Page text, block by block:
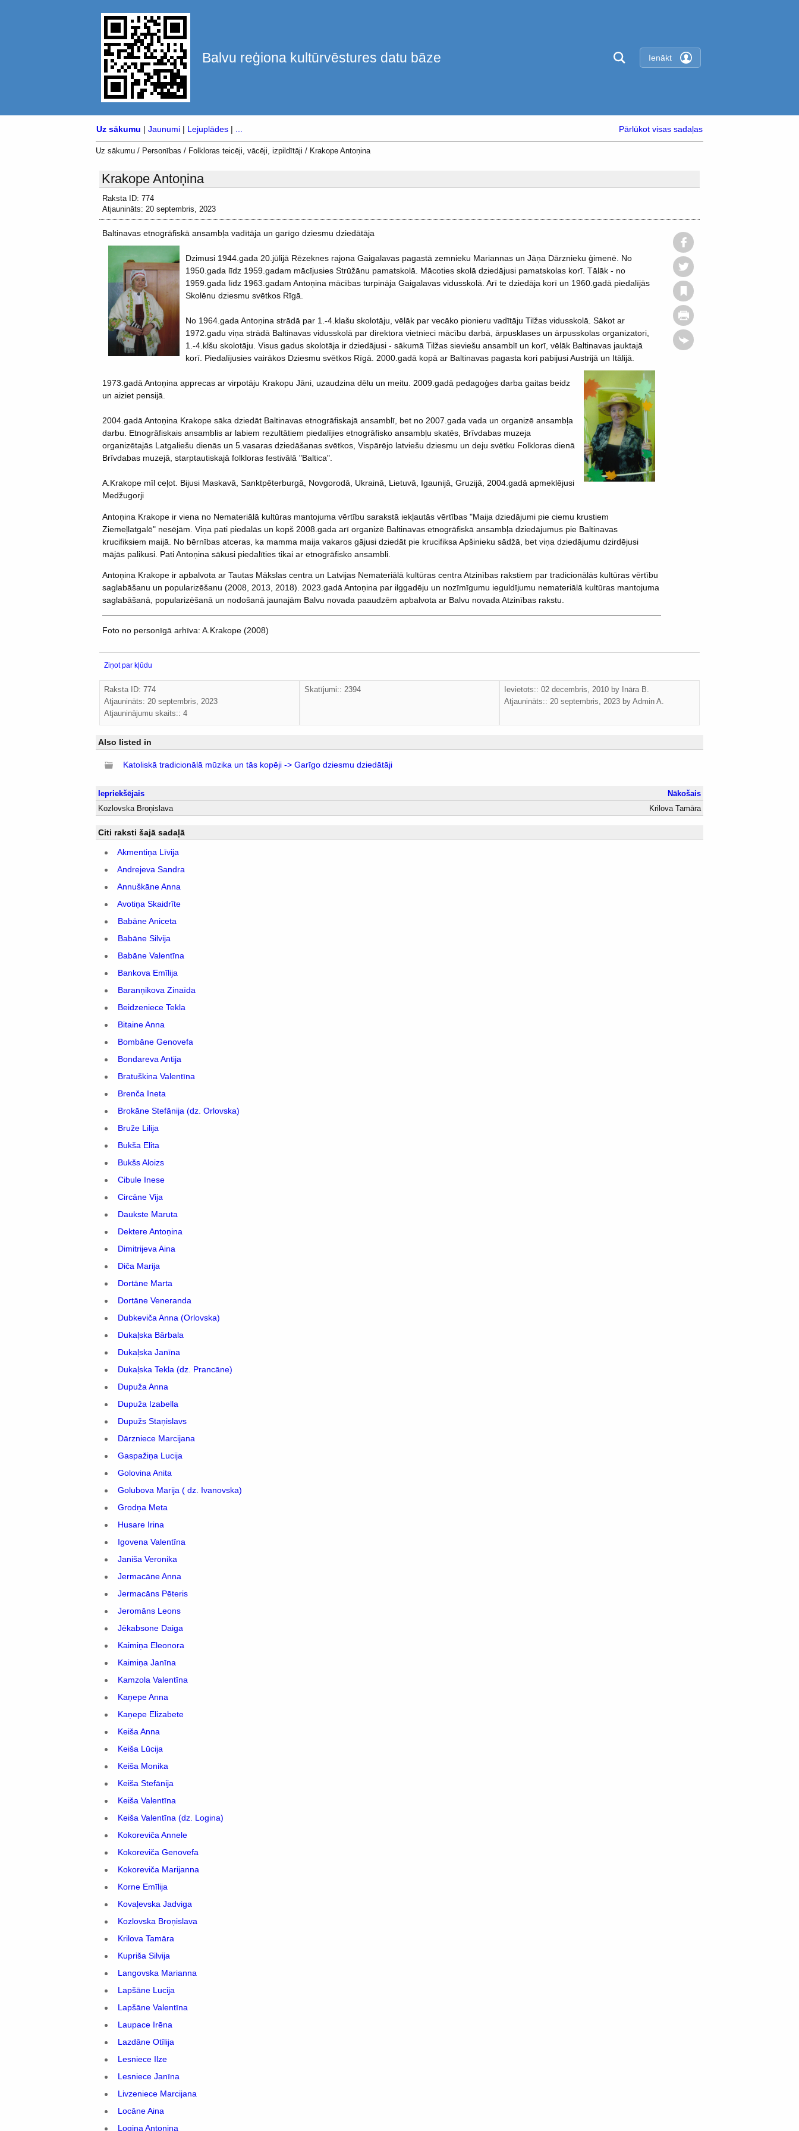
Balvu reģiona kultūrvēstures datu bāze Ienākt
Uz sākumu | Jaunumi | Lejuplādes | Pārlūkot visas sadaļas
Uz sākumu / Personības / Folkloras teicēji, vācēji, izpildītāji / Krakope Antoņina
Krakope Antoņina
Raksta ID: 774
Atjaunināts: 20 septembris, 2023
Baltinavas etnogrāfiskā ansambļa vadītāja un garīgo dziesmu dziedātāja
Dzimusi 1944.gada 20.jūlijā Rēzeknes rajona Gaigalavas pagastā zemnieku Mariannas un Jāņa Dārznieku ģimenē. No
1950.gada līdz 1959.gadam mācījusies Strūžānu pamatskolā. Mācoties skolā dziedājusi pamatskolas korī. Tālāk - no
1959.gada līdz 1963.gadam Antoņina mācības turpināja Gaigalavas vidusskolā. Arī te dziedāja korī un 1960.gadā piedalījās
Skolēnu dziesmu svētkos Rīgā.
No 1964.gada Antoņina strādā par 1.-4.klašu skolotāju, vēlāk par vecāko pionieru vadītāju Tilžas vidusskolā. Sākot ar
1972.gadu viņa strādā Baltinavas vidusskolā par direktora vietnieci mācību darbā, ārpusklases un ārpusskolas organizatori,
1.-4.klšu skolotāju. Visus gadus skolotāja ir dziedājusi - sākumā Tilžas sieviešu ansamblī un korī, vēlāk Baltinavas jauktajā
korī. Piedalījusies vairākos Dziesmu svētkos Rīgā. 2000.gadā kopā ar Baltinavas pagasta kori pabijusi Austrijā un Itālijā.
1973.gadā Antoņina apprecas ar virpotāju Krakopu Jāni, uzaudzina dēlu un meitu. 2009.gadā pedagoģes darba gaitas beidz
un aiziet pensijā.
2004.gadā Antoņina Krakope sāka dziedāt Baltinavas etnogrāfiskajā ansamblī, bet no 2007.gada vada un organizē ansambļa
darbu. Etnogrāfiskais ansamblis ar labiem rezultātiem piedalījies etnogrāfisko ansambļu skatēs, Brīvdabas muzeja
organizētajās Latgaliešu dienās un 5.vasaras dziedāšanas svētkos, Vispārējo latviešu dziesmu un deju svētku Folkloras dienā
Brīvdabas muzejā, starptautiskajā folkloras festivālā "Baltica".
A.Krakope mīl ceļot. Bijusi Maskavā, Sanktpēterburgā, Novgorodā, Ukrainā, Lietuvā, Igaunijā, Gruzijā, 2004.gadā apmeklējusi
Medžugorji
Antoņina Krakope ir viena no Nemateriālā kultūras mantojuma vērtību sarakstā iekļautās vērtības "Maija dziedājumi pie ciemu krustiem
Ziemeļlatgalē" nesējām. Viņa pati piedalās un kopš 2008.gada arī organizē Baltinavas etnogrāfiskā ansambļa dziedājumus pie Baltinavas
krucifiksiem maijā. No bērnības atceras, ka mamma maija vakaros gājusi dziedāt pie krucifiksa Apšinieku sādžā, bet viņa dziedājumu dzirdējusi
mājās palikusi. Pati Antoņina sākusi piedalīties tikai ar etnogrāfisko ansambli.
Antoņina Krakope ir apbalvota ar Tautas Mākslas centra un Latvijas Nemateriālā kultūras centra Atzinības rakstiem par tradicionālās kultūras vērtību
saglabāšanu un popularizēšanu (2008, 2013, 2018). 2023.gadā Antoņina par ilggadēju un nozīmīgumu ieguldījumu nemateriālā kultūras mantojuma
saglabāšanā, popularizēšanā un nodošanā jaunajām Balvu novada paaudzēm apbalvota ar Balvu novada Atzinības rakstu.
Foto no personīgā arhīva: A.Krakope (2008)
Ziņot par kļūdu
Raksta ID: 774
Atjaunināts: 20 septembris, 2023
Atjauninājumu skaits:: 4
Skatījumi:: 2394 Ievietots:: 02 decembris, 2010 by Ināra B.
Atjaunināts::20 septembris, 2023 byAdmin A.
Also listed in
Katoliskā tradicionālā mūzika un tās kopēji -> Garīgo dziesmu dziedātāji
Iepriekšējais
Nākošais
Kozlovska Broņislava
Krilova Tamāra
Citi raksti šajā sadaļā
Akmentiņa Līvija
Andrejeva Sandra
Annuškāne Anna
Avotiņa Skaidrīte
Babāne Aniceta
Babāne Silvija
Babāne Valentīna
Bankova Emīlija
Baranņikova Zinaīda
Beidzeniece Tekla
Bitaine Anna
Bombāne Genovefa
Bondareva Antija
Bratuškina Valentīna
Brenča Ineta
Brokāne Stefānija (dz. Orlovska)
Bruže Lilija
Bukša Elita
Bukšs Aloizs
Cibule Inese
Circāne Vija
Daukste Maruta
Dektere Antoņina
Dimitrijeva Aina
Diča Marija
Dortāne Marta
Dortāne Veneranda
Dubkeviča Anna (Orlovska)
Dukaļska Bārbala
Dukaļska Janīna
Dukaļska Tekla (dz. Prancāne)
Dupuža Anna
Dupuža Izabella
Dupužs Staņislavs
Dārzniece Marcijana
Gaspažiņa Lucija
Golovina Anita
Golubova Marija ( dz. Ivanovska)
Grodņa Meta
Husare Irina
Igovena Valentīna
Janiša Veronika
Jermacāne Anna
Jermacāns Pēteris
Jeromāns Leons
Jēkabsone Daiga
Kaimiņa Eleonora
Kaimiņa Janīna
Kamzola Valentīna
Kaņepe Anna
Kaņepe Elizabete
Keiša Anna
Keiša Lūcija
Keiša Monika
Keiša Stefānija
Keiša Valentīna
Keiša Valentīna (dz. Logina)
Kokoreviča Annele
Kokoreviča Genovefa
Kokoreviča Marijanna
Korne Emīlija
Kovaļevska Jadviga
Kozlovska Broņislava
Krilova Tamāra
Kupriša Silvija
Langovska Marianna
Lapšāne Lucija
Lapšāne Valentīna
Laupace Irēna
Lazdāne Otīlija
Lesniece Ilze
Lesniece Janīna
Livzeniece Marcijana
Locāne Aina
Logina Antoņina